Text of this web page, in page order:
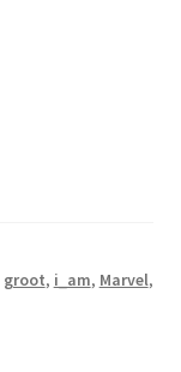
groot, i_am, Marvel,